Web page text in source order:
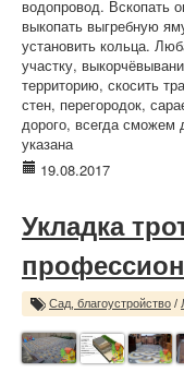
водопровод. Вскопать
выкопать выгребную
установить кольца.
участку,
территорию, скосить
стен, перегородок,
дорого, всегда сможем
указана
19.08.2017
Укладка
Сад, благоустройство /